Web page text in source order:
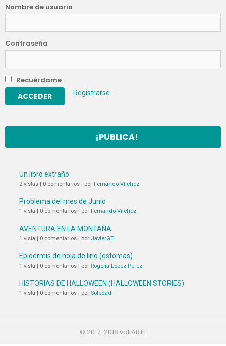
Nombre de usuario
Contraseña
Recuérdame
Registrarse
¡PUBLICA!
Un libro extraño
2 vistas | 0 comentarios | por Fernando Vílchez
Problema del mes de Junio
1 vista | 0 comentarios | por Fernando Vílchez
AVENTURA EN LA MONTAÑA
1 vista | 0 comentarios | por JavierGT
Epidermis de hoja de lirio (estomas)
1 vista | 0 comentarios | por Rogelia López Pérez
HISTORIAS DE HALLOWEEN (HALLOWEEN STORIES)
1 vista | 0 comentarios | por Soledad
© 2017-2018 voltARTE